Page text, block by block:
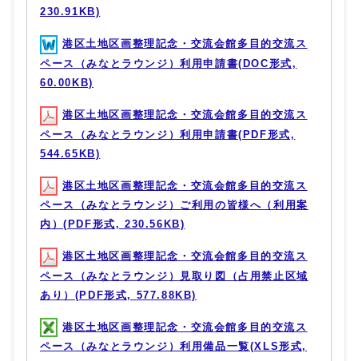
230.91KB)
港区土地区画整理記念・交流会館多目的交流ス
ペース（みなとラウンジ）利用申請書(DOC形式,
60.00KB)
港区土地区画整理記念・交流会館多目的交流ス
ペース（みなとラウンジ）利用申請書(PDF形式,
544.65KB)
港区土地区画整理記念・交流会館多目的交流ス
ペース（みなとラウンジ）ご利用の皆様へ（利用案
内）(PDF形式, 230.56KB)
港区土地区画整理記念・交流会館多目的交流ス
ペース（みなとラウンジ）見取り図（占用禁止区域
あり）(PDF形式, 577.88KB)
港区土地区画整理記念・交流会館多目的交流ス
ペース（みなとラウンジ）利用備品一覧(XLS形式,